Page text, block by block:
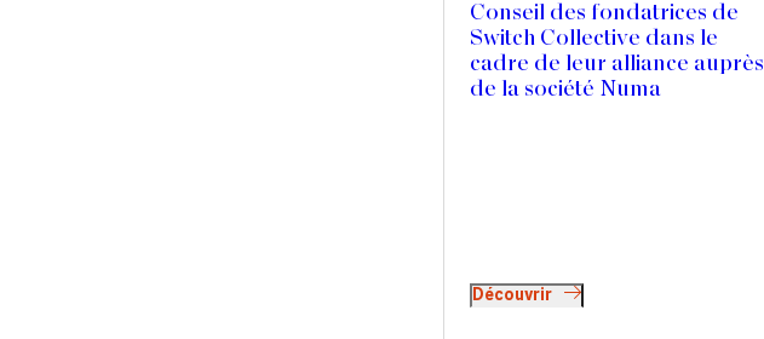
Conseil des fondatrices de
Switch Collective dans le
cadre de leur alliance auprès
de la société Numa
Découvrir